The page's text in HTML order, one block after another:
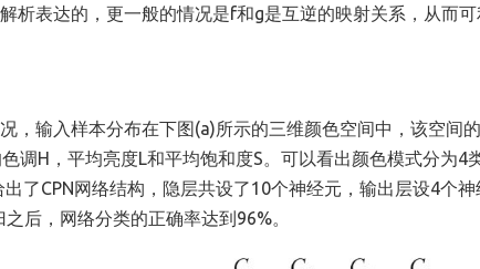
析表达的，更一般的情况是f和g是互逆的映射关系，从而可
，输入样本分布在下图(a)所示的三维颜色空间中，该空间
调H，平均亮度L和平均饱和度S。可以看出颜色模式分为4
了CPN网络结构，隐层共设了10个神经元，输出层设4个
后，网络分类的正确率达到96%。